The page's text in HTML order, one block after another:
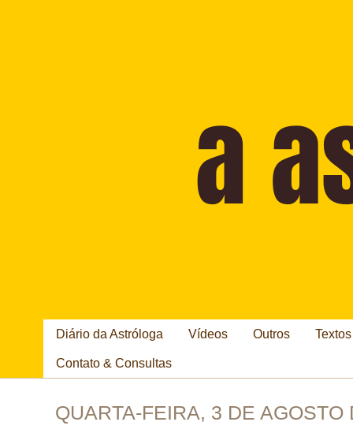
Diário da Astróloga Vídeos Outros
Contato & Consultas
QUARTA-FEIRA, 3 DE AGOSTO